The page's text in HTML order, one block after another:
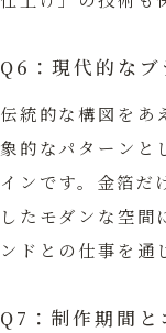
Q6：現代的な
伝統的な構図をあ
象的なパターンと
インです。金箔だ
したモダンな空間
ンドとの仕事を通
Q7：制作期間